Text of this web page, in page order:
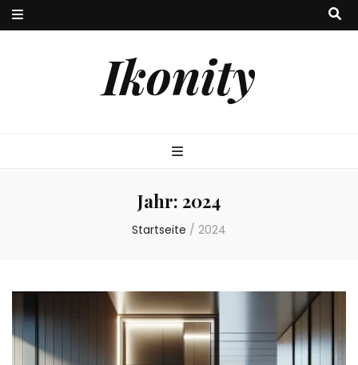
Ikonity
Jahr: 2024
Startseite / 2024